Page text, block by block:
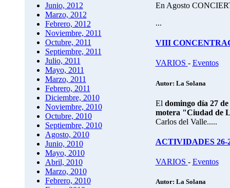
Junio, 2012
Marzo, 2012
Febrero, 2012
Noviembre, 2011
Octubre, 2011
Septiembre, 2011
Julio, 2011
Mayo, 2011
Marzo, 2011
Febrero, 2011
Diciembre, 2010
Noviembre, 2010
Octubre, 2010
Septiembre, 2010
Agosto, 2010
Junio, 2010
Mayo, 2010
Abril, 2010
Marzo, 2010
Febrero, 2010
En Agosto
...
VIII
VARIOS - Eventos
Autor: La Solana
El domingo día 27
motera "Ciudad de
Carlos del Valle.....
ACTIVIDADES
VARIOS - Eventos
Autor: La Solana